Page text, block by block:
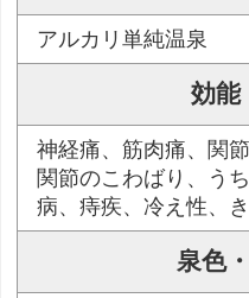
アルカリ単純温泉
効能
神経痛、筋肉痛、関
関節のこわばり、う
病、痔疾、冷え性、
泉色